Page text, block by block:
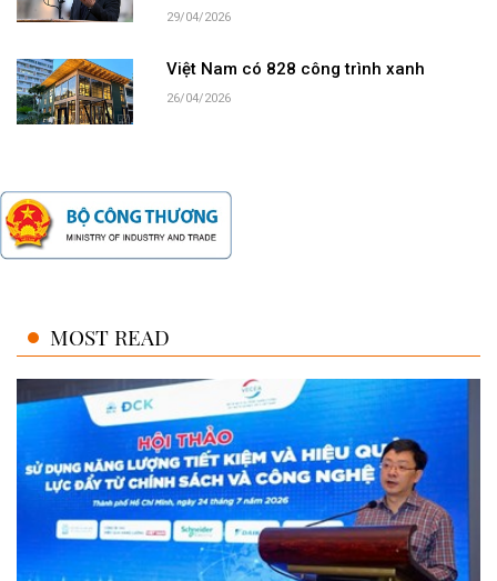
29/04/2026
Việt Nam có 828 công trình xanh
26/04/2026
MOST READ